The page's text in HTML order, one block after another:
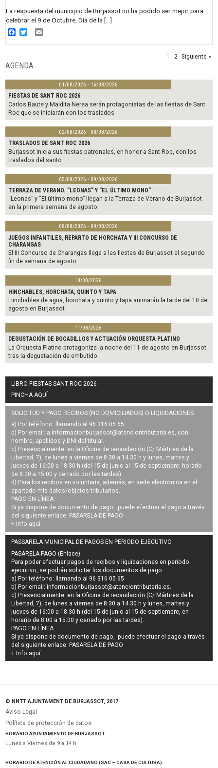
La respuesta del municipio de Burjassot no ha podido ser mejor para
celebrar el 9 de Octubre, Día de la […]
Facebook
Twitter
1 2 Siguiente »
AGENDA
01/08/2026 - 16/08/2026
FIESTAS DE SANT ROC 2026
Carlos Baute y Maldita Nerea serán protagonistas de las fiestas de Sant
Roc que se iniciarán con los traslados
02/08/2026 - 08/08/2026
TRASLADOS DE SANT ROC 2026
Burjassot inicia sus fiestas patronales, en honor a Sant Roc, con los
traslados del santo
05/08/2026 - 09/08/2026
TERRAZA DE VERANO. "LEONAS" Y "EL ÚLTIMO MONO"
“Leonas” y “El último mono” llegan a la Terraza de Verano de Burjassot
en la primera semana de agosto
08/08/2026 - 09/08/2026
JUEGOS INFANTILES, REPARTO DE HORCHATA Y III CONCURSO DE
CHARANGAS
El III Concurso de Charangas llega a las fiestas de Burjassot el segundo
fin de semana de agosto
10/08/2026
HINCHABLES, HORCHATA, QUINTO Y TAPA
Hinchables de agua, horchata y quinto y tapa animarán la tarde del 10 de
agosto en Burjassot
11/08/2026
DEGUSTACIÓN DE BOCADILLOS Y ACTUACIÓN ORQUESTA PLATINO
La Orquesta Platino protagoniza la noche del 11 de agosto en Burjassot
tras la degustación de embutido
LIBRO FIESTAS SANT ROC 2026
PINCHA AQUÍ
SOLICITUD Y PAGO RECIBOS (NO DOMICILIADOS) O LIQUIDACIONES
a) Por teléfono: llamando al 96 316 05 65.
b) Por email: a informacionburjassot@atenciontributaria.es, con
nombre, apellidos y DNI del titular.
c) Presencialmente: en la Oficina de recaudación (C/ Mártires de la
Libertad, 7), de lunes a viernes de 8:30 a 14:30 h y lunes, martes y
jueves de 16:00 a 18:30 h (del 15 de junio al 15 de septiembre: horario
de 8:00 a 15:00 y cerrado por las tardes).
d) Para los recibos en voluntaria, además, en sede electrónica en el
apartado mis datos/objetos tributarios.
PAGO EN LÍNEA:
Si ya dispone de documento de pago, puede efectuar el pago a través
del siguiente enlace: PASARELA DE PAGO
+ Info aquí.
PASSARELA MUNICIPAL DE PAGOS EN PERIODO EJECUTIVO
PASARELA PAGO (Enlace)
Para poder efectuar pagos derecibos y liquidaciones en periodo
ejecutivo, se podrán solicitar los documentos de pago:
a) Por teléfono: llamando al 96 316 05 65.
b) Por email:informacionburjassot@atenciontributaria.es.
c) Presencialmente: en la Oficina de recaudación (C/ Mártires de la
Libertad, 7), de lunes a viernes de 8:30 a 14:30 h y lunes, martes y
jueves de 16:00 a 18:30 h (del 15 de junio al 15 de septiembre, en
horario de 8:00 a 15:00 y cerrado por las tardes).
PAGO EN LÍNEA:
Si ya dispone de documento de pago, puede efectuar el pago a través
del siguiente enlace:PASARELA DE PAGO
+ Info aquí.
© NNTT AJUNTAMENT DE BURJASSOT, 2017
Aviso Legal
Política de protección de datos
HORARIO AYUNTAMIENTO DE BURJASSOT
Lunes a Viernes de 9 a 14 h
HORARIO DE ATENCIÓN AL CIUDADANO (SAC – CASA DE CULTURA)